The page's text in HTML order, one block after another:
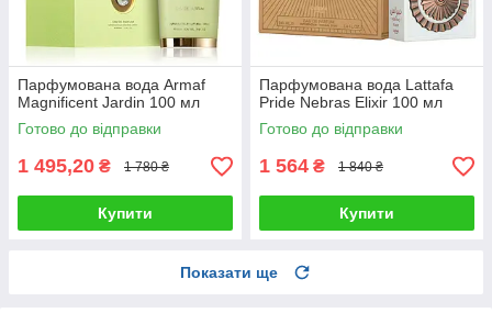
Парфумована вода Armaf
Magnificent Jardin 100 мл
Готово до відправки
1 495,20 ₴ 1 780 ₴
Купити
Парфумована вода Lattafa
Pride Nebras Elixir 100 мл
Готово до відправки
1 564 ₴ 1 840 ₴
Купити
Показати ще